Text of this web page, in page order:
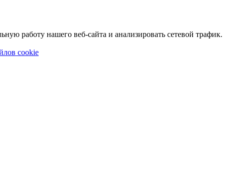
работу нашего веб-сайта и анализировать сетевой трафик.
cookie